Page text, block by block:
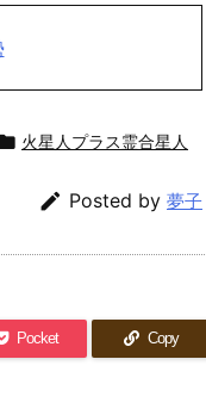
火星人プラス霊合星人
 Posted by 夢子
Pocket Copy